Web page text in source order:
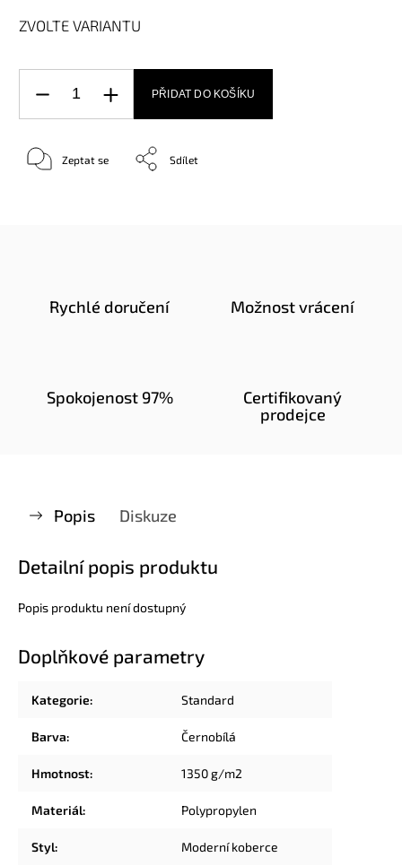
ZVOLTE VARIANTU
PŘIDAT DO KOŠÍKU
Zeptat se Sdílet
Rychlé doručení Možnost vrácení
Spokojenost 97%
Certifikovaný
prodejce
Popis Diskuze
Detailní popis produktu
Popis produktu není dostupný
Doplňkové parametry
Kategorie: Standard
Barva: Černobílá
Hmotnost: 1350 g/m2
Materiál: Polypropylen
Styl: Moderní koberce